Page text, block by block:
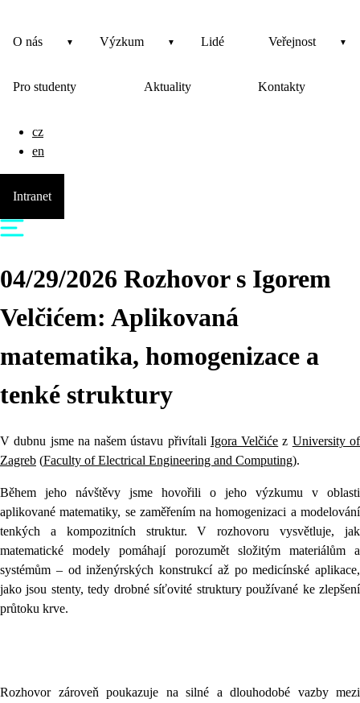
O nás Výzkum Lidé Veřejnost
Pro studenty Aktuality Kontakty
cz
en
Intranet
04/29/2026 Rozhovor s Igorem
Velčićem: Aplikovaná
matematika, homogenizace a
tenké struktury
V dubnu jsme na našem ústavu přivítali Igora Velčiće z University of
Zagreb (Faculty of Electrical Engineering and Computing).
Během jeho návštěvy jsme hovořili o jeho výzkumu v oblasti
aplikované matematiky, se zaměřením na homogenizaci a modelování
tenkých a kompozitních struktur. V rozhovoru vysvětluje, jak
matematické modely pomáhají porozumět složitým materiálům a
systémům – od inženýrských konstrukcí až po medicínské aplikace,
jako jsou stenty, tedy drobné síťovité struktury používané ke zlepšení
průtoku krve.
Rozhovor zároveň poukazuje na silné a dlouhodobé vazby mezi